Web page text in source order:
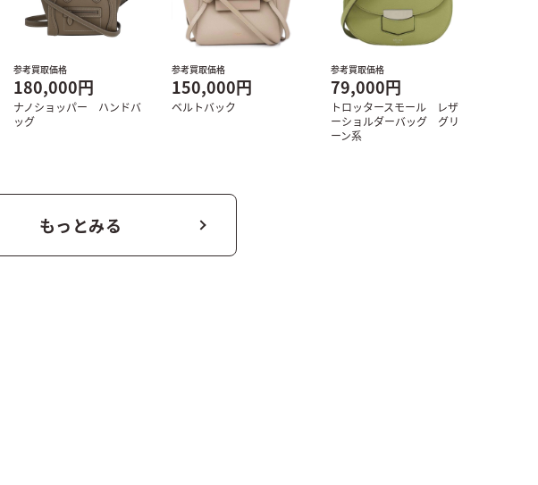
参考買取価格
180,000円
ナノショッパー ハンドバ
ッグ
参考買取価格
150,000円
ベルトバック
参考買取価格
79,000円
トロッタースモール レザ
ーショルダーバッグ グリ
ーン系
もっとみる